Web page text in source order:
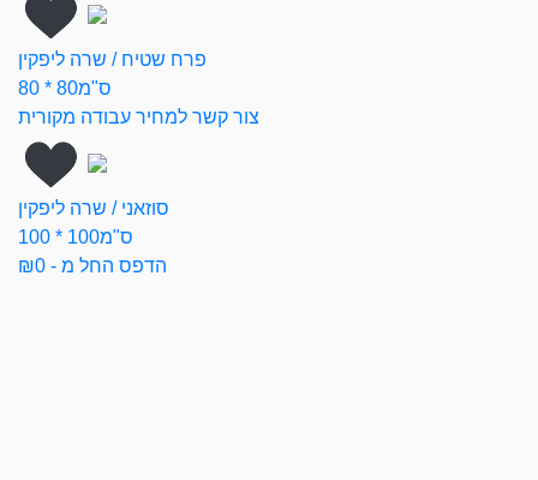
פרח שטיח / שרה ליפקין
80 * 80ס"מ
צור קשר למחיר עבודה מקורית
סוזאני / שרה ליפקין
100 * 100ס"מ
הדפס החל מ - ₪0